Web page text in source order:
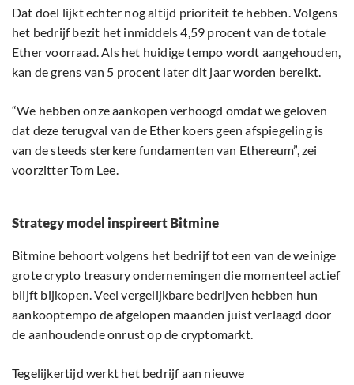
Dat doel lijkt echter nog altijd prioriteit te hebben. Volgens
het bedrijf bezit het inmiddels 4,59 procent van de totale
Ether voorraad. Als het huidige tempo wordt aangehouden,
kan de grens van 5 procent later dit jaar worden bereikt.
“We hebben onze aankopen verhoogd omdat we geloven
dat deze terugval van de Ether koers geen afspiegeling is
van de steeds sterkere fundamenten van Ethereum”, zei
voorzitter Tom Lee.
Strategy model inspireert Bitmine
Bitmine behoort volgens het bedrijf tot een van de weinige
grote crypto treasury ondernemingen die momenteel actief
blijft bijkopen. Veel vergelijkbare bedrijven hebben hun
aankooptempo de afgelopen maanden juist verlaagd door
de aanhoudende onrust op de cryptomarkt.
Tegelijkertijd werkt het bedrijf aan nieuwe